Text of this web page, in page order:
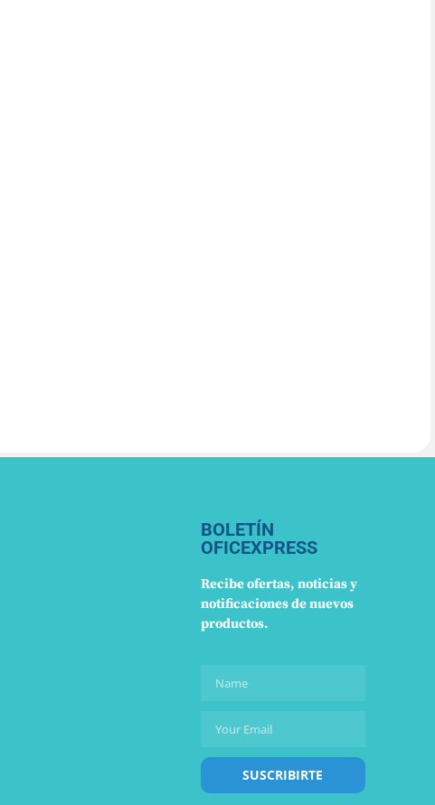
BOLETÍN
OFICEXPRESS
Recibe ofertas, noticias y
notificaciones de nuevos
productos.
SUSCRIBIRTE